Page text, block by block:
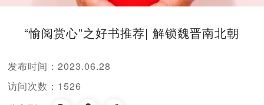
“愉阅赏心”之好书推荐| 解锁魏晋南北朝
发布时间：2023.06.28
访问次数：1526